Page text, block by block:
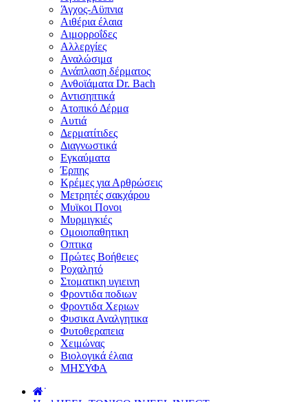
Άγχος-Αϋπνια
Αιθέρια έλαια
Αιμορροΐδες
Αλλεργίες
Αναλώσιμα
Ανάπλαση δέρματος
Ανθοϊάματα Dr. Bach
Αντισηπτικά
Ατοπικό Δέρμα
Αυτιά
Δερματίτιδες
Διαγνωστικά
Εγκαύματα
Έρπης
Κρέμες για Αρθρώσεις
Μετρητές σακχάρου
Μυϊκοι Πονοι
Μυρμιγκιές
Ομοιοπαθητικη
Οπτικα
Πρώτες Βοήθειες
Ροχαλητό
Στοματικη υγιεινη
Φροντιδα ποδιων
Φροντιδα Χεριων
Φυσικα Αναλγητικα
Φυτοθεραπεια
Χειμώνας
Βιολογικά έλαια
ΜΗΣΥΦΑ
˙